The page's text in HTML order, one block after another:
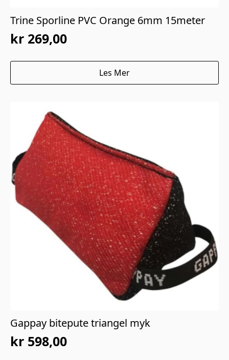
Trine Sporline PVC Orange 6mm 15meter
kr 269,00
Les Mer
Gappay bitepute triangel myk
kr 598,00